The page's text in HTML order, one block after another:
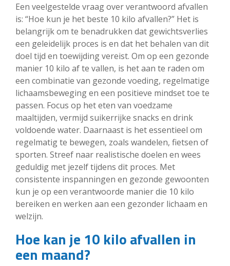
Een veelgestelde vraag over verantwoord afvallen
is: “Hoe kun je het beste 10 kilo afvallen?” Het is
belangrijk om te benadrukken dat gewichtsverlies
een geleidelijk proces is en dat het behalen van dit
doel tijd en toewijding vereist. Om op een gezonde
manier 10 kilo af te vallen, is het aan te raden om
een combinatie van gezonde voeding, regelmatige
lichaamsbeweging en een positieve mindset toe te
passen. Focus op het eten van voedzame
maaltijden, vermijd suikerrijke snacks en drink
voldoende water. Daarnaast is het essentieel om
regelmatig te bewegen, zoals wandelen, fietsen of
sporten. Streef naar realistische doelen en wees
geduldig met jezelf tijdens dit proces. Met
consistente inspanningen en gezonde gewoonten
kun je op een verantwoorde manier die 10 kilo
bereiken en werken aan een gezonder lichaam en
welzijn.
Hoe kan je 10 kilo afvallen in
een maand?